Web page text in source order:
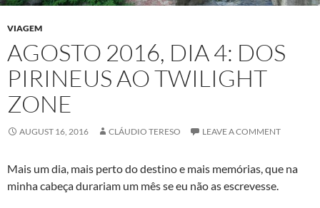
VIAGEM
AGOSTO 2016, DIA 4: DOS
PIRINEUS AO TWILIGHT
ZONE
AUGUST 16, 2016 CLÁUDIO TERESO LEAVE A COMMENT
Mais um dia, mais perto do destino e mais memórias, que na
minha cabeça durariam um mês se eu não as escrevesse.